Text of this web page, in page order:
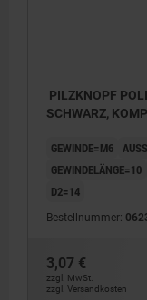
PILZKNOPF
SCHWARZ,
GEWINDE=M6
GEWINDELÄNGE=10
D2=14
Bestellnummer:
3,07 €
zzgl. MwSt.
zzgl. Versandkosten